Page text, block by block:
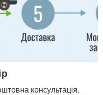
консультація.